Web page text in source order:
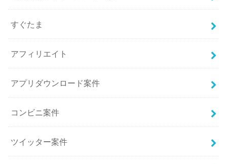
すぐたま
アフィリエイト
アプリダウンロード案件
コンビニ案件
ツイッター案件